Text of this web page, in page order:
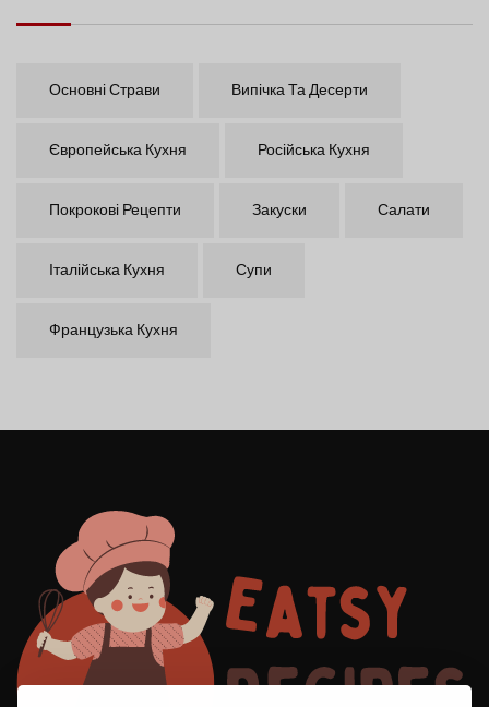
Основні Страви Випічка Та Десерти
Європейська Кухня Російська Кухня
Покрокові Рецепти Закуски Салати
Італійська Кухня Супи
Французька Кухня